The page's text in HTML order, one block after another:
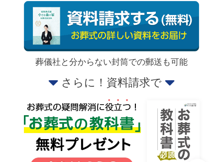
葬儀社と分からない封筒での郵送も可能
さらに！資料請求で